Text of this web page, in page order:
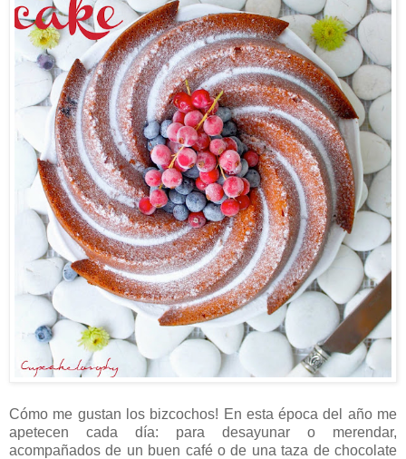
Cómo me gustan los bizcochos! En esta época del año me
apetecen cada día: para desayunar o merendar,
acompañados de un buen café o de una taza de chocolate